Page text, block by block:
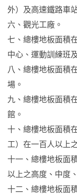
外）及高速鐵路車
六、觀光工廠。
七、總樓地板面積
中心、運動訓練班
八、總樓地板面積
場。
九、總樓地板面積
館。
十、總樓地板面積
工）在一百人以上
十一、總樓地板面
以上之高度、中度
十二、總樓地板面